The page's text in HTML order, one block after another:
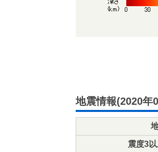
地震情報(2020年
震度3